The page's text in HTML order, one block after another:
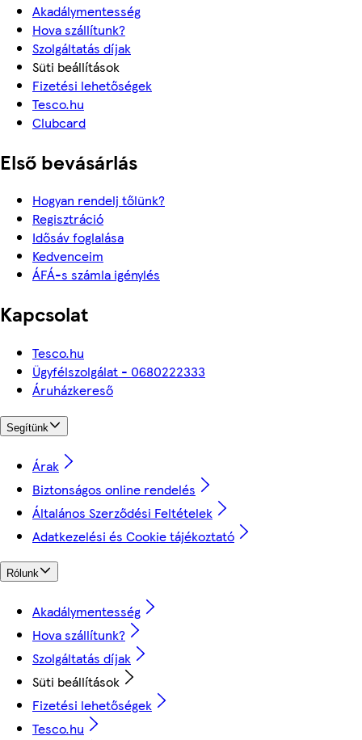
Akadálymentesség
Hova szállítunk?
Szolgáltatás díjak
Süti beállítások
Fizetési lehetőségek
Tesco.hu
Clubcard
Első bevásárlás
Hogyan rendelj tőlünk?
Regisztráció
Idősáv foglalása
Kedvenceim
ÁFÁ-s számla igénylés
Kapcsolat
Tesco.hu
Ügyfélszolgálat - 0680222333
Áruházkereső
Segítünk
Árak
Biztonságos online rendelés
Általános Szerződési Feltételek
Adatkezelési és Cookie tájékoztató
Rólunk
Akadálymentesség
Hova szállítunk?
Szolgáltatás díjak
Süti beállítások
Fizetési lehetőségek
Tesco.hu